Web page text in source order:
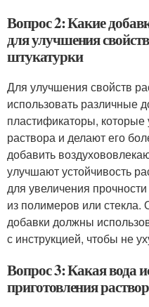
Вопрос 2: Какие
для улучшения
штукатурки
Для улучшения свойств
использовать различные
пластификаторы,
раствора и делают его
добавить
улучшают устойчивость
для увеличения
из полимеров или стекла.
добавки должны
с инструкцией, чтобы не
Вопрос 3: Какая вода
приготовления